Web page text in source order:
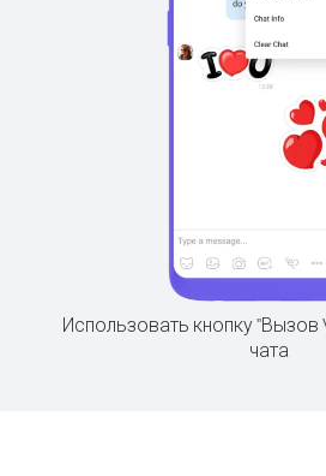
Использовать кнопку
чата